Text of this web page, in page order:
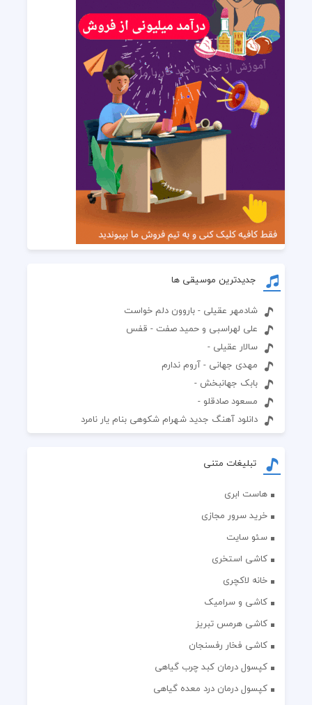
جدیدترین موسیقی ها
شادمهر عقیلی - باروون دلم خواست
علی لهراسبی و حمید صفت - قفس
سالار عقیلی -
مهدی جهانی - آروم ندارم
بابک جهانبخش -
مسعود صادقلو -
دانلود آهنگ جدید شهرام شکوهی بنام یار نامرد
تبلیغات متنی
هاست ابری
خرید سرور مجازی
سئو سایت
کاشی استخری
خانه لاکچری
کاشی و سرامیک
کاشی هرمس تبریز
کاشی فخار رفسنجان
کپسول درمان کبد چرب گیاهی
کپسول درمان درد معده گیاهی